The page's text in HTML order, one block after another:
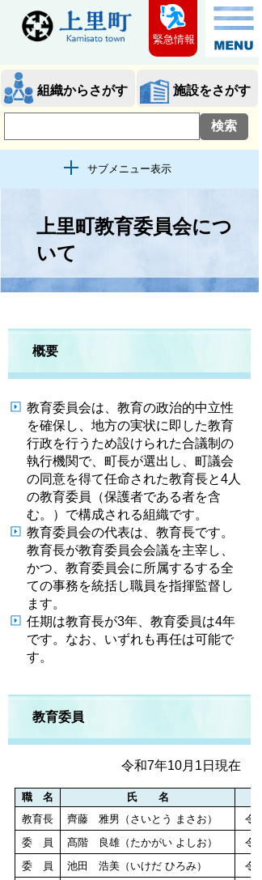
組織からさがす 施設をさがす
サブメニュー表示
緊急情報
上里町教育委員会につ
いて
概要
教育委員会は、教育の政治的中立性
を確保し、地方の実状に即した教育
行政を行うため設けられた合議制の
執行機関で、町長が選出し、町議会
の同意を得て任命された教育長と4人
の教育委員（保護者である者を含
む。）で構成される組織です。
教育委員会の代表は、教育長です。
教育長が教育委員会会議を主宰し、
かつ、教育委員会に所属するする全
ての事務を統括し職員を指揮監督し
ます。
任期は教育長が3年、教育委員は4年
です。なお、いずれも再任は可能で
す。
教育委員
令和7年10月1日現在
職 名 氏 名
教育長
齊藤 雅男（さいとう まさお）
令
委 員
髙階 良雄（たかがい よしお）
令
委 員
池田 浩美（いけだ ひろみ）
令